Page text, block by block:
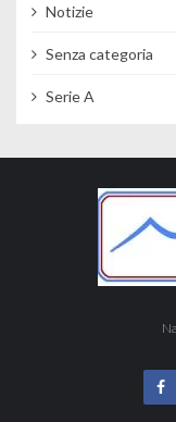
Notizie
Senza categoria
Serie A